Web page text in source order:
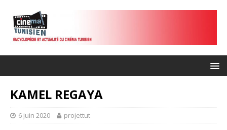
KAMEL REGAYA
6 juin 2020 projettut